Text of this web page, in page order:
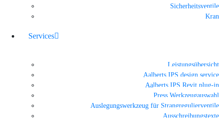
Sicherheitsventile
Kran
Services
Leistungsübersicht
Aalberts IPS design service
Aalberts IPS Revit plug-in
Press Werkzeugauswahl
Auslegungswerkzeug für Strangregulierventile
Ausschreibungstexte